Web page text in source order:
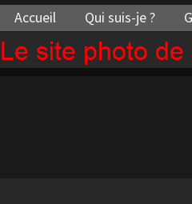
Le site photo
Accueil Qui suis-je ?